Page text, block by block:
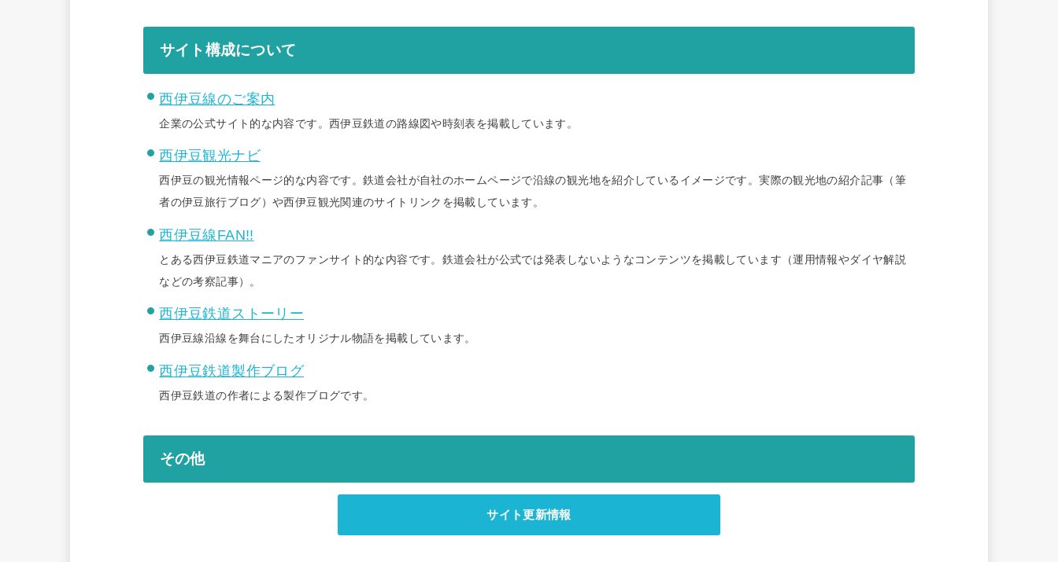
サイト構成について
西伊豆線のご案内
企業の公式サイト的な内容です。西伊豆鉄道の路線図や時刻表を掲載しています。
西伊豆観光ナビ
西伊豆の観光情報ページ的な内容です。鉄道会社が自社のホームページで沿線の観光地を紹介しているイメージです。実際の観光地の紹介記事（筆
者の伊豆旅行ブログ）や西伊豆観光関連のサイトリンクを掲載しています。
西伊豆線FAN!!
とある西伊豆鉄道マニアのファンサイト的な内容です。鉄道会社が公式では発表しないようなコンテンツを掲載しています（運用情報やダイヤ解説
などの考察記事）。
西伊豆鉄道ストーリー
西伊豆線沿線を舞台にしたオリジナル物語を掲載しています。
西伊豆鉄道製作ブログ
西伊豆鉄道の作者による製作ブログです。
その他
サイト更新情報